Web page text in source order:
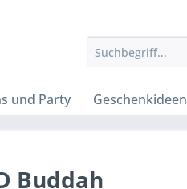
und Party Geschenkideen
Buddah